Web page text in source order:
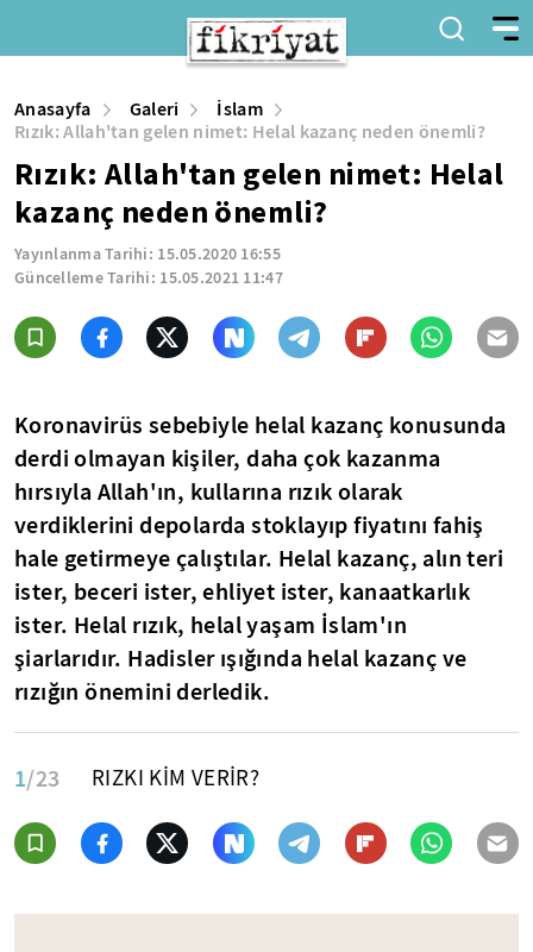
Anasayfa Galeri
İslam
Rızık: Allah'tan gelen nimet: Helal kazanç neden önemli?
Rızık: Allah'tan gelen nimet: Helal
kazanç neden önemli?
Yayınlanma Tarihi: 15.05.2020 16:55
Güncelleme Tarihi: 15.05.2021 11:47
Koronavirüs sebebiyle helal kazanç konusunda
derdi olmayan kişiler, daha çok kazanma
hırsıyla Allah'ın, kullarına rızık olarak
verdiklerini depolarda stoklayıp fiyatını fahiş
hale getirmeye çalıştılar. Helal kazanç, alın teri
ister, beceri ister, ehliyet ister, kanaatkarlık
ister. Helal rızık, helal yaşam İslam'ın
şiarlarıdır. Hadisler ışığında helal kazanç ve
rızığın önemini derledik.
1/23 RIZKI KİM VERİR?